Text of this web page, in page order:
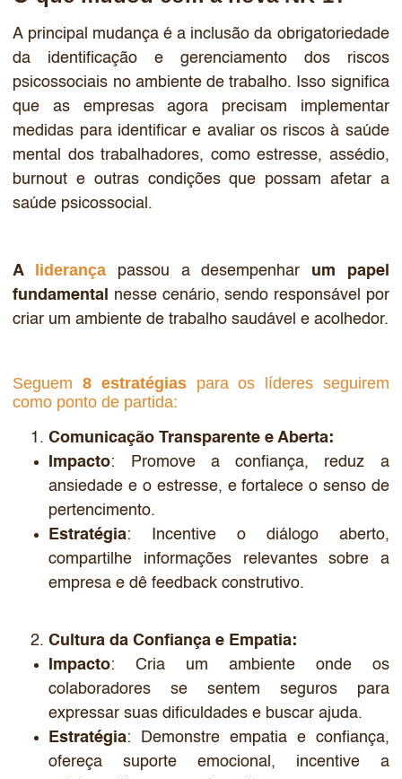
A principal mudança é a inclusão da obrigatoriedade
da identificação e gerenciamento dos riscos
psicossociais no ambiente de trabalho. Isso significa
que as empresas agora precisam implementar
medidas para identificar e avaliar os riscos à saúde
mental dos trabalhadores, como estresse, assédio,
burnout e outras condições que possam afetar a
saúde psicossocial.
A liderança passou a desempenhar um papel
fundamental nesse cenário, sendo responsável por
criar um ambiente de trabalho saudável e acolhedor.
Seguem8 estratégiaspara os líderes seguirem
como ponto de partida:
Comunicação Transparente e Aberta:
Impacto: Promove a confiança, reduz a
ansiedade e o estresse, e fortalece o senso de
pertencimento.
Estratégia: Incentive o diálogo aberto,
compartilhe informações relevantes sobre a
empresa e dê feedback construtivo.
Cultura da Confiança e Empatia:
Impacto: Cria um ambiente onde os
colaboradores se sentem seguros para
expressar suas dificuldades e buscar ajuda.
Estratégia: Demonstre empatia e confiança,
ofereça suporte emocional, incentive a